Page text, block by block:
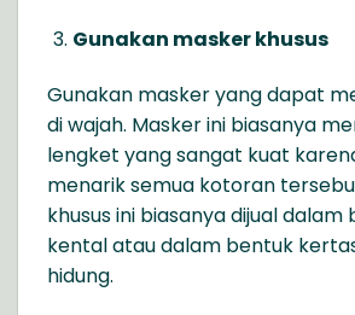
Gunakan masker khusus
Gunakan masker yang dapat
di wajah. Masker ini biasanya
lengket yang sangat kuat
menarik semua kotoran
khusus ini biasanya dijual
kental atau dalam bentuk
hidung.